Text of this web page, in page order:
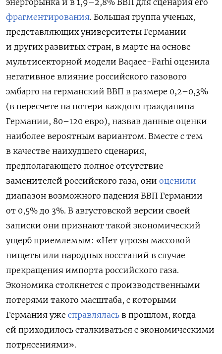
фрагментирования. Большая группа ученых,
представляющих университеты Германии
и других развитых стран, в марте на основе
мультисекторной модели Baqaee-Farhi оценила
негативное влияние российского газового
эмбарго на германский ВВП в размере 0,2–0,3%
(в пересчете на потери каждого гражданина
Германии, 80–120 евро), назвав данные оценки
наиболее вероятным вариантом. Вместе с тем
в качестве наихудшего сценария,
предполагающего полное отсутствие
заменителей российского газа, они оценили
диапазон возможного падения ВВП Германии
от 0,5% до 3%. В августовской версии своей
записки они признают такой экономический
ущерб приемлемым: «Нет угрозы массовой
нищеты или народных восстаний в случае
прекращения импорта российского газа.
Экономика столкнется с производственными
потерями такого масштаба, с которыми
Германия уже справлялась в прошлом, когда
ей приходилось сталкиваться с экономическими
потрясениями».